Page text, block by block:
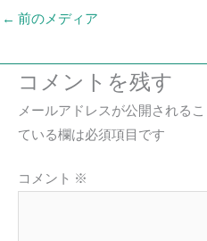
← 前のメディア
コメントを残す
メールアドレスが公開されるこ
ている欄は必須項目です
コメント ※